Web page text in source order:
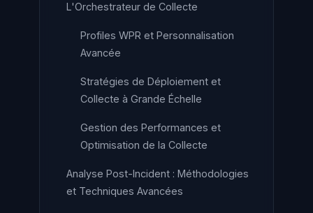
L'Orchestrateur de Collecte
Profiles WPR et Personnalisation
Avancée
Stratégies de Déploiement et
Collecte à Grande Échelle
Gestion des Performances et
Optimisation de la Collecte
Analyse Post-Incident : Méthodologies
et Techniques Avancées